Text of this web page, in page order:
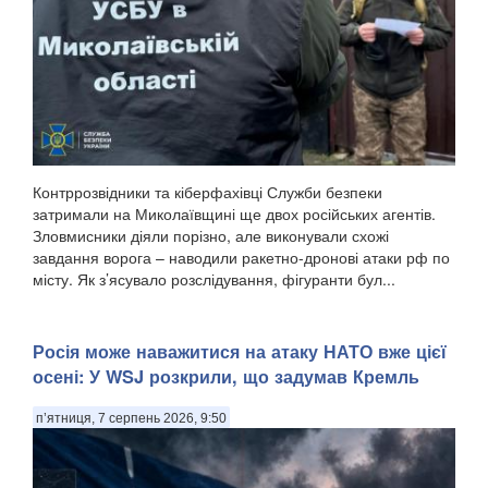
Контррозвідники та кіберфахівці Служби безпеки
затримали на Миколаївщині ще двох російських агентів.
Зловмисники діяли порізно, але виконували схожі
завдання ворога – наводили ракетно-дронові атаки рф по
місту. Як з’ясувало розслідування, фігуранти бул...
Росія може наважитися на атаку НАТО вже цієї
осені: У WSJ розкрили, що задумав Кремль
п’ятниця, 7 серпень 2026, 9:50